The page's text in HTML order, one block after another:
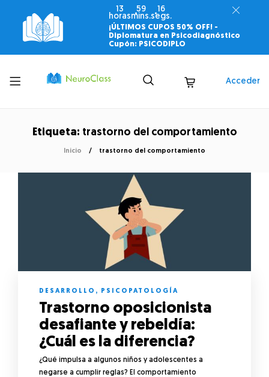
13
horas
59
mins.
16
segs.
¡ÚLTIMOS CUPOS 50% OFF! -
Diplomatura en Psicodiagnóstico
Cupón: PSICODIPLO
Toggle
menu
Acceder
Etiqueta: trastorno del comportamiento
Inicio trastorno del comportamiento
DESARROLLO , PSICOPATOLOGÍA
Trastorno oposicionista
desafiante y rebeldía:
¿Cuál es la diferencia?
¿Qué impulsa a algunos niños y adolescentes a
negarse a cumplir reglas? El comportamiento